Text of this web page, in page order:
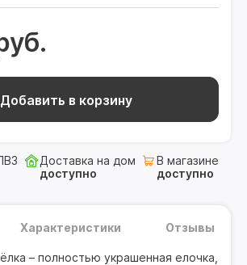
Добавить в корзину
Доставка на дом
доступно
В магазине
доступно
– полностью украшенная елочка,
Характеристики Отзывы